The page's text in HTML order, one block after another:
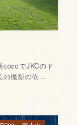
でJKCのド
の撮影の依…